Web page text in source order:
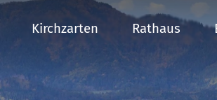
Kirchzarten Rathaus